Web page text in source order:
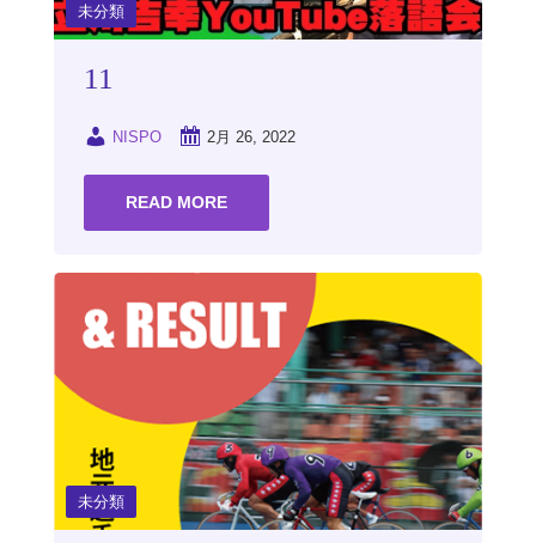
未分類
11
NISPO 2月 26, 2022
READ MORE
未分類